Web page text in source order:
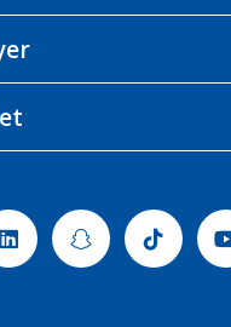
LinkedinSnapchatTiktok